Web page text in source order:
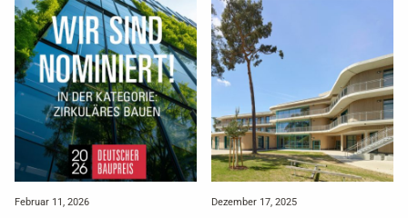
Februar 11, 2026 Dezember 17, 2025